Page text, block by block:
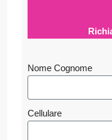
Nome Cognome
Cellulare